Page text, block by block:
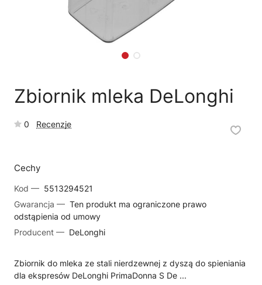
Zbiornik mleka DeLonghi
0 Recenzje
Cechy
Kod — 5513294521
Gwarancja — Ten produkt ma ograniczone prawo
odstąpienia od umowy
Producent — DeLonghi
Zbiornik do mleka ze stali nierdzewnej z dyszą do spieniania
dla ekspresów DeLonghi PrimaDonna S De ...
Reklamacja naprawy